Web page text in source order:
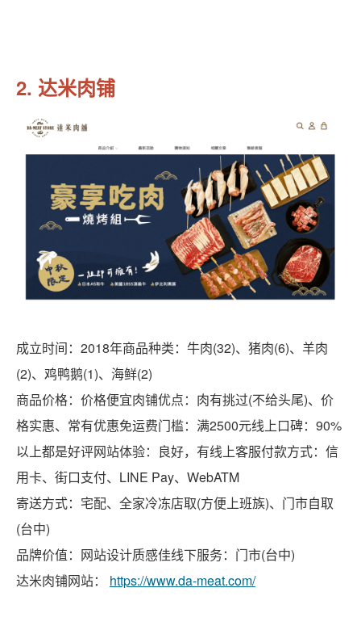
2. 达米肉铺
成立时间：2018年商品种类：牛肉(32)、猪肉(6)、羊肉
(2)、鸡鸭鹅(1)、海鲜(2)
商品价格：价格便宜肉铺优点：肉有挑过(不给头尾)、价
格实惠、常有优惠免运费门槛：满2500元线上口碑：90%
以上都是好评网站体验：良好，有线上客服付款方式：信
用卡、街口支付、LINE Pay、WebATM
寄送方式：宅配、全家冷冻店取(方便上班族)、门市自取
(台中)
品牌价值：网站设计质感佳线下服务：门市(台中)
达米肉铺网站： https://www.da-meat.com/